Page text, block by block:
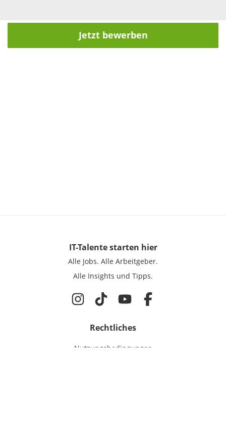
Jetzt bewerben
IT-Talentestarten hier
Alle Jobs. Alle Arbeitgeber.
Alle Insights und Tipps.
Rechtliches
Nutzungsbedingungen